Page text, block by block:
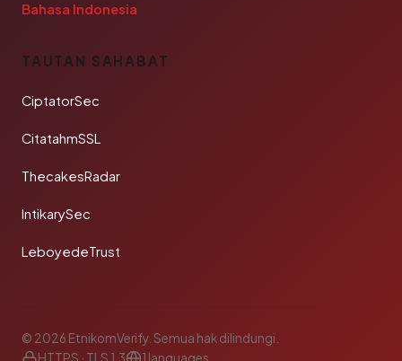
Bahasa Indonesia
TAUTAN SAHABAT
CiptatorSec
CitatahmSSL
ThecakesRadar
IntikarySec
LeboyedeTrust
© 2026 EtnikomVerify. Semua hak dilindungi.
HTTPS · TLS 1.3
1 languages